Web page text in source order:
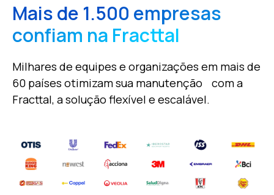
Mais de 1.500 empresas
confiam na Fracttal
Milhares de equipes e organizações em mais de
60 países otimizam sua manutenção
com a
Fracttal, a solução flexível e escalável.